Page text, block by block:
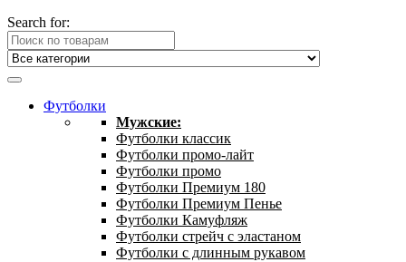
Search for:
Футболки
Мужские:
Футболки классик
Футболки промо-лайт
Футболки промо
Футболки Премиум 180
Футболки Премиум Пенье
Футболки Камуфляж
Футболки стрейч с эластаном
Футболки с длинным рукавом